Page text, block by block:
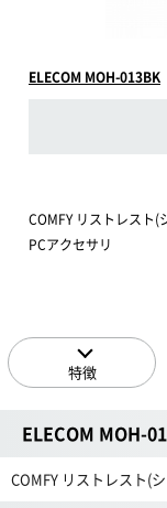
ELECOM MOH-013BK
COMFY リストレスト(
PCアクセサリ
特徴
ELECOM MOH-
COMFY リストレスト(